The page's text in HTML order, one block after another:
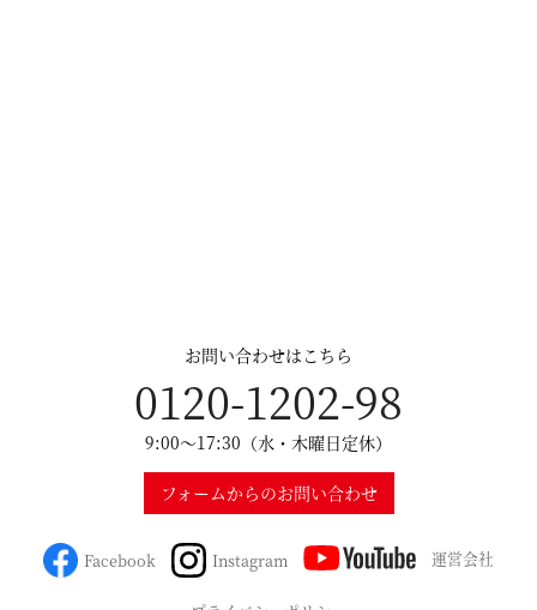
お問い合わせはこちら
0120-1202-98
9:00～17:30（水・木曜日定休）
フォームからのお問い合わせ
Facebook Instagram 運営会社